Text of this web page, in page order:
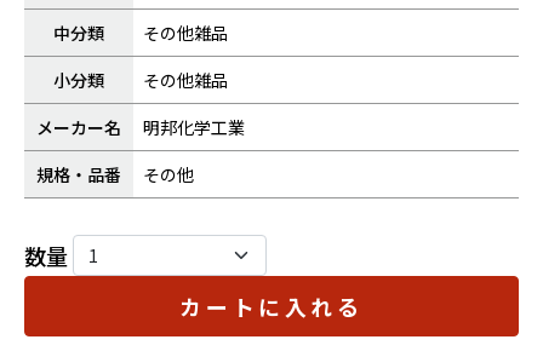
中分類
その他雑品
小分類
その他雑品
メーカー名
明邦化学工業
規格・品番
その他
数量
カートに入れる